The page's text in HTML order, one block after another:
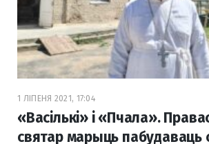
o
o
k
1 ЛІПЕНЯ 2021, 17:04
«Васількі» і «Пчала».
святар марыць